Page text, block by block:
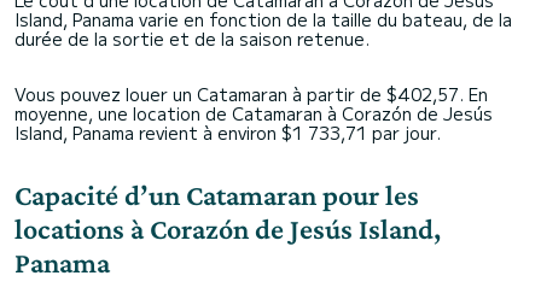
Island, Panama varie en fonction de la taille du bateau, de la
durée de la sortie et de la saison retenue.
Vous pouvez louer un Catamaran à partir de $402,57. En
moyenne, une location de Catamaran à Corazón de Jesús
Island, Panama revient à environ $1 733,71 par jour.
Capacité d’un Catamaran pour les
locations à Corazón de Jesús Island,
Panama